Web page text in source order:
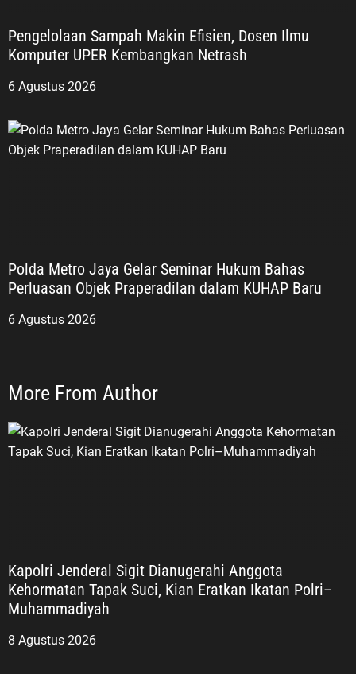
Pengelolaan Sampah Makin Efisien, Dosen Ilmu
Komputer UPER Kembangkan Netrash
6 Agustus 2026
Polda Metro Jaya Gelar Seminar Hukum Bahas
Perluasan Objek Praperadilan dalam KUHAP Baru
6 Agustus 2026
More From Author
Kapolri Jenderal Sigit Dianugerahi Anggota
Kehormatan Tapak Suci, Kian Eratkan Ikatan Polri–
Muhammadiyah
8 Agustus 2026